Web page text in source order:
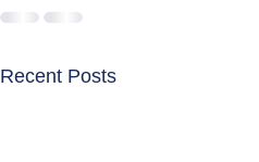
Recent Posts